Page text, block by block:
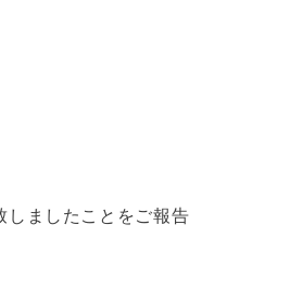
ましたことをご報告